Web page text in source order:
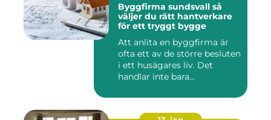
Byggfirma sundsvall så
väljer du rätt hantverkare
för ett tryggt bygge
Att anlita en byggfirma är
ofta ett av de större besluten
i ett husägares liv. Det
handlar inte bara...